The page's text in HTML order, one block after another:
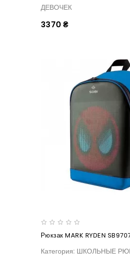
ДЕВОЧЕК
3370 ₴
Категория: ШКОЛЬНЫЕ